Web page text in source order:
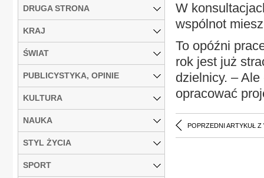
W
wspólnot
To opóźni
rok jest już
dzielnicy. – Ale
opracować
POPRZEDNI ARTYKUŁ Z
DRUGA STRONA
KRAJ
ŚWIAT
PUBLICYSTYKA, OPINIE
KULTURA
NAUKA
STYL ŻYCIA
SPORT